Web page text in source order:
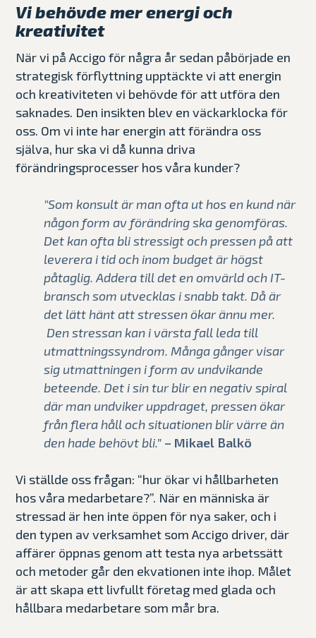
Vi behövde mer energi och
kreativitet
När vi på Accigo för några år sedan påbörjade en
strategisk förflyttning upptäckte vi att energin
och kreativiteten vi behövde för att utföra den
saknades. Den insikten blev en väckarklocka för
oss. Om vi inte har energin att förändra oss
själva, hur ska vi då kunna driva
förändringsprocesser hos våra kunder?
"Som konsult är man ofta ut hos en kund när
någon form av förändring ska genomföras.
Det kan ofta bli stressigt och pressen på att
leverera i tid och inom budget är högst
påtaglig. Addera till det en omvärld och IT-
bransch som utvecklas i snabb takt. Då är
det lätt hänt att stressen ökar ännu mer.
Den stressan kan i värsta fall leda till
utmattningssyndrom. Många gånger visar
sig utmattningen i form av undvikande
beteende. Det i sin tur blir en negativ spiral
där man undviker uppdraget, pressen ökar
från flera håll och situationen blir värre än
den hade behövt bli.” – Mikael Balkö
Vi ställde oss frågan: “hur ökar vi hållbarheten
hos våra medarbetare?”. När en människa är
stressad är hen inte öppen för nya saker, och i
den typen av verksamhet som Accigo driver, där
affärer öppnas genom att testa nya arbetssätt
och metoder går den ekvationen inte ihop. Målet
är att skapa ett livfullt företag med glada och
hållbara medarbetare som mår bra.